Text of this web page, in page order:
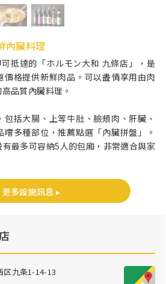
內臟料理
抵達的「ホルモン大和 九條店」，是
價格提供新鮮肉品。可以盡情享用由肉
品質內臟料理。
括大腸、上等牛肚、臉頰肉、肝臟、
多種部位，推薦點選「內臟拼盤」。
最多可容納5人的包廂，非常適合與家
更多設施訊息 ▸
区九条1-14-13